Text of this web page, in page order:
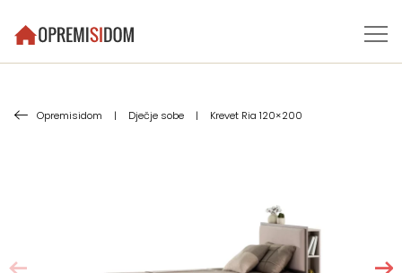
Opremisidom | Dječje sobe | Krevet Ria 120×200